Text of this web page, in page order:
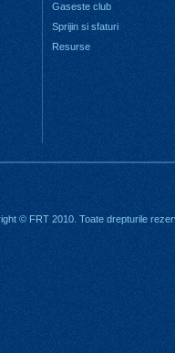
Gaseste club
Sprijin si sfaturi
Resurse
© FRT 2010. Toate drepturile